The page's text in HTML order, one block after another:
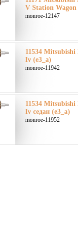
V Station
monroe-12147
11534
Iv (e3_a)
monroe-11942
11534
Iv седан (e3_a)
monroe-11952